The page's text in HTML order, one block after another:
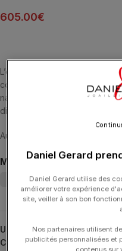
605.00€
L’étoile gigi, la lune, la clé,
collection « pirate ». Des
navire. Boucles d’oreilles
diamant.
Au crépuscule, gigi brille
MATIÈRE
UGS :
B4ET003
Catégories : Boucles
Daniel Gerard
Daniel Gerard utilise des
améliorer votre expérience
site, veiller à son bon
Nos partenaires utilisent
publicités personnalisées et
contenus sur